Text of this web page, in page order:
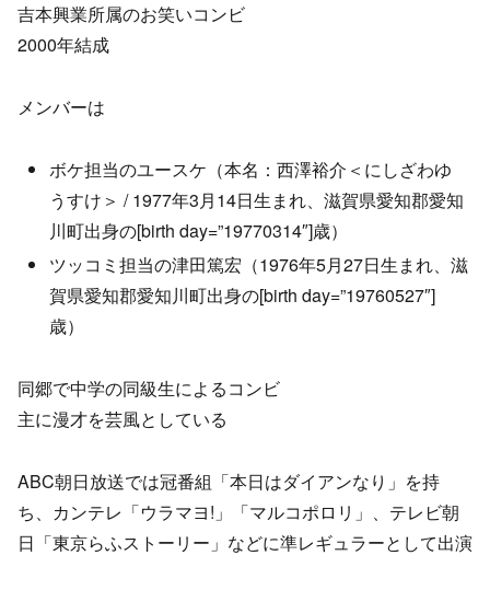
吉本興業所属のお笑いコンビ
2000年結成
メンバーは
ボケ担当のユースケ（本名：西澤裕介＜にしざわゆ
うすけ＞ / 1977年3月14日生まれ、滋賀県愛知郡愛知
川町出身の[birth day=”19770314″]歳）
ツッコミ担当の津田篤宏（1976年5月27日生まれ、滋
賀県愛知郡愛知川町出身の[birth day=”19760527″]
歳）
同郷で中学の同級生によるコンビ
主に漫才を芸風としている
ABC朝日放送では冠番組「本日はダイアンなり」を持
ち、カンテレ「ウラマヨ!」「マルコポロリ」、テレビ朝
日「東京らふストーリー」などに準レギュラーとして出演